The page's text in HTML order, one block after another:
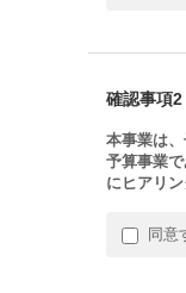
確認事項2
本事業は
予算事業
にヒアリ
同意